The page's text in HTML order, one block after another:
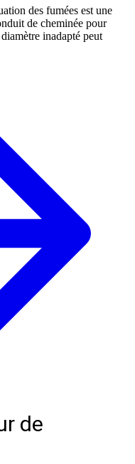
des fumées est une
de cheminée pour
inadapté peut
de